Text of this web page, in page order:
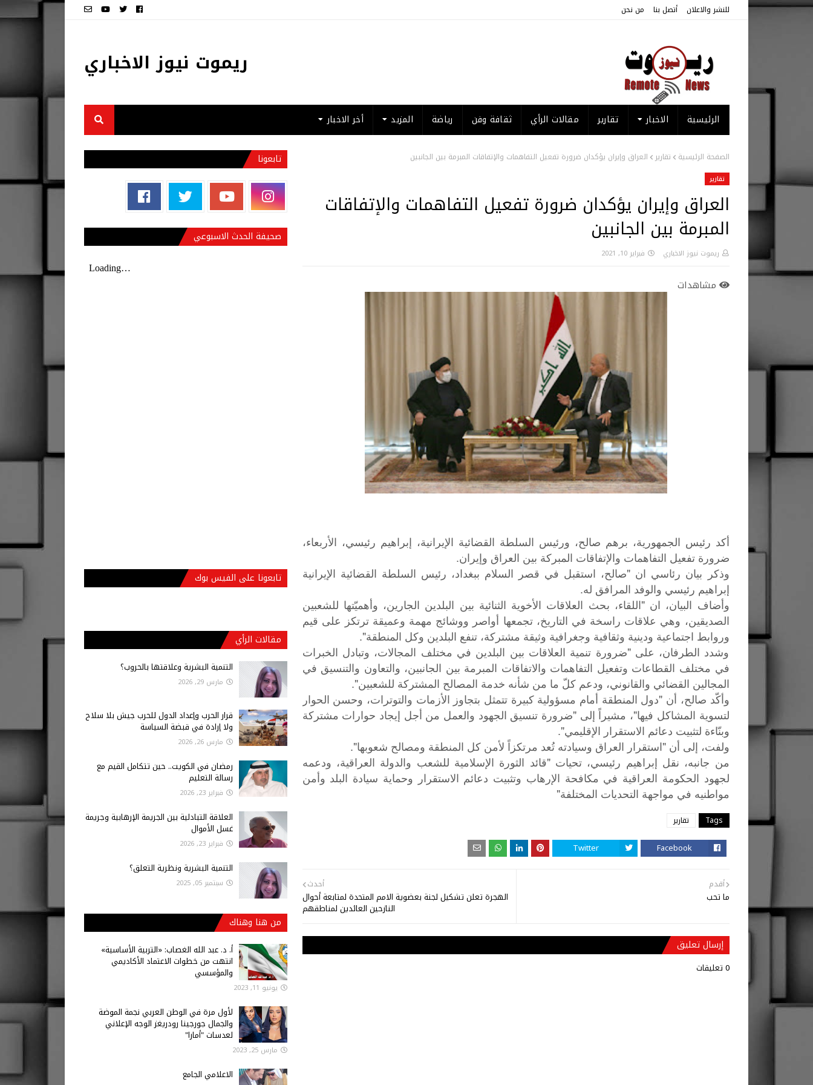
للنشر والاعلان أتصل بنا من نحن
ريموت نيوز الاخباري
الرئيسية الاخبار تقارير مقالات الرأي ثقافة وفن رياضة المزيد أخر الاخبار
الصفحة الرئيسية تقارير العراق وإيران يؤكدان ضرورة تفعيل التفاهمات والإتفاقات المبرمة بين الجانبين
تقارير
العراق وإيران يؤكدان ضرورة تفعيل التفاهمات والإتفاقات
المبرمة بين الجانبين
ريموت نيوز الاخباري فبراير 10, 2021
مشاهدات
أكد رئيس الجمهورية، برهم صالح، ورئيس السلطة القضائية الإيرانية، إبراهيم رئيسي، الأربعاء،
ضرورة تفعيل التفاهمات والإتفاقات المبركة بين العراق وإيران.
وذكر بيان رئاسي ان "صالح، استقبل في قصر السلام ببغداد، رئيس السلطة القضائية الإيرانية
إبراهيم رئيسي والوفد المرافق له.
وأضاف البيان، ان "اللقاء، بحث العلاقات الأخوية الثنائية بين البلدين الجارين، وأهميّتها للشعبين
الصديقين، وهي علاقات راسخة في التاريخ، تجمعها أواصر ووشائج مهمة وعميقة ترتكز على قيم
وروابط اجتماعية ودينية وثقافية وجغرافية وثيقة مشتركة، تنفع البلدين وكل المنطقة".
وشدد الطرفان، على "ضرورة تنمية العلاقات بين البلدين في مختلف المجالات، وتبادل الخبرات
في مختلف القطاعات وتفعيل التفاهمات والاتفاقات المبرمة بين الجانبين، والتعاون والتنسيق في
المجالين القضائي والقانوني، ودعم كلّ ما من شأنه خدمة المصالح المشتركة للشعبين".
وأكّد صالح، أن "دول المنطقة أمام مسؤولية كبيرة تتمثل بتجاوز الأزمات والتوترات، وحسن الحوار
لتسوية المشاكل فيها"، مشيراً إلى "ضرورة تنسيق الجهود والعمل من أجل إيجاد حوارات مشتركة
وبنّاءة لتثبيت دعائم الاستقرار الإقليمي".
ولفت، إلى أن "استقرار العراق وسيادته تُعد مرتكزاً لأمن كل المنطقة ومصالح شعوبها".
من جانبه، نقل إبراهيم رئيسي، تحيات "قائد الثورة الإسلامية للشعب والدولة العراقية، ودعمه
لجهود الحكومة العراقية في مكافحة الإرهاب وتثبيت دعائم الاستقرار وحماية سيادة البلد وأمن
مواطنيه في مواجهة التحديات المختلفة"
Tags تقارير
Facebook
Twitter
أحدث
الهجرة تعلن تشكيل لجنة بعضوية الامم المتحدة لمتابعة أحوال
النازحين العائدين لمناطقهم
أقدم
ما تحب
إرسال تعليق
0 تعليقات
تابعونا
صحيفة الحدث الاسبوعي
تابعونا على الفيس بوك
مقالات الرأي
التنمية البشرية وعلاقتها بالحروب؟
مارس 29, 2026
قرار الحرب وإعداد الدول للحرب جيش بلا سلاح
ولا إرادة في قبضة السياسة
مارس 26, 2026
رمضان في الكويت.. حين تتكامل القيم مع
رسالة التعليم
فبراير 23, 2026
العلاقة التبادلية بين الجريمة الإرهابية وجريمة
غسل الأموال
فبراير 23, 2026
التنمية البشرية ونظرية التعلق؟
سبتمبر 05, 2025
من هنا وهناك
أ‌. د. عبد الله الغصاب: «التربية الأساسية»
انتهت من خطوات الاعتماد الأكاديمي
والمؤسسي
يونيو 11, 2023
لأول مرة في الوطن العربي نجمة الموضة
والجمال جورجينا رودريغز الوجه الإعلاني
لعدسات "أمارا"
مارس 25, 2023
الاعلامي الجامع